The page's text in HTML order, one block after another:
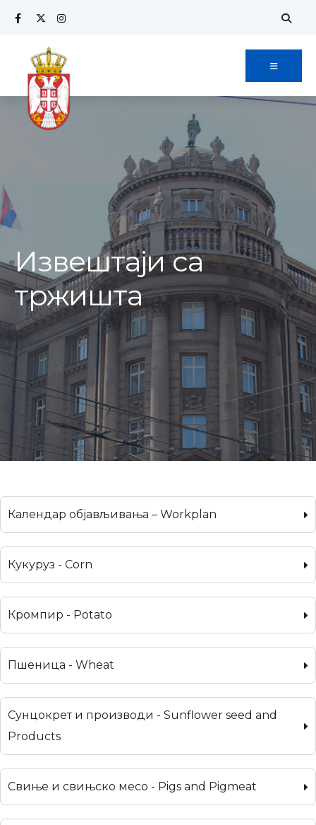
Извештаји са
тржишта
Календар објављивања – Workplan
Кукуруз - Corn
Кромпир - Potato
Пшеница - Wheat
Сунцокрет и производи - Sunflower seed and
Products
Свиње и свињско месо - Pigs and Pigmeat